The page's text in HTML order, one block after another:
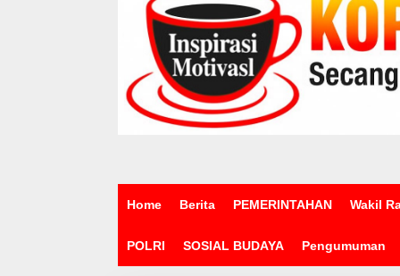
Home Berita PEMERINTAHAN Wakil
POLRI SOSIAL BUDAYA Pengumuman